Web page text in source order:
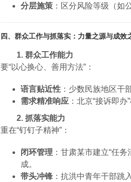
分层施策 ：区分风险等级（如
四、群众工作与抓落实：力量之源与成效
1. 群众工作能力
要“以心换心、善用方法”：
语言贴近性 ：少数民族地区干
需求精准响应 ：北京“接诉即
2. 抓落实能力
重在“钉钉子精神”：
闭环管理 ：甘肃某市建立“任
成。
带头冲锋 ：抗洪中青年干部跳